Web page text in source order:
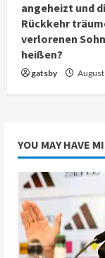
angeheizt und
Rückkehr
verlorenen
heißen?
gatsby
YOU MAY HAVE